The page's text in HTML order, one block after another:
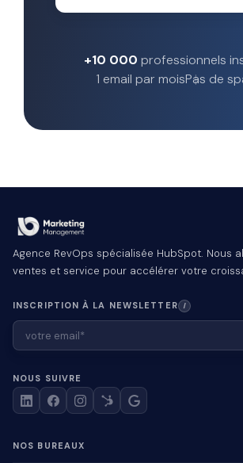
+10 000 professionnels
1 email par moisPas de
Agence RevOps spécialisée HubSpot. Nous
ventes et service pour accélérer votre
INSCRIPTION À LA NEWSLETTER I
NOUS SUIVRE
NOS BUREAUX